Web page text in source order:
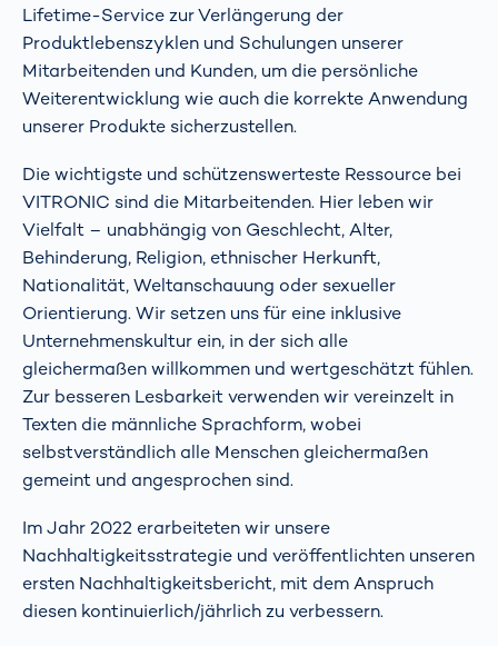
Lifetime-Servicezur Verlängerung der
Produktlebenszyklen und Schulungen unserer
Mitarbeitenden und Kunden, um die persönliche
Weiterentwicklung wie auch die korrekte Anwendung
unserer Produkte sicherzustellen.
Die wichtigste und schützenswerteste Ressource bei
VITRONIC sind die Mitarbeitenden. Hier leben wir
Vielfalt – unabhängig von Geschlecht, Alter,
Behinderung, Religion, ethnischer Herkunft,
Nationalität, Weltanschauung oder sexueller
Orientierung. Wir setzen uns für eine inklusive
Unternehmenskultur ein, in der sich alle
gleichermaßen willkommen und wertgeschätzt fühlen.
Zur besseren Lesbarkeit verwenden wir vereinzelt in
Texten die männliche Sprachform, wobei
selbstverständlich alle Menschen gleichermaßen
gemeint und angesprochen sind.
Im Jahr 2022 erarbeiteten wir unsere
Nachhaltigkeitsstrategie und veröffentlichten unseren
ersten Nachhaltigkeitsbericht, mit dem Anspruch
diesen kontinuierlich/jährlich zu verbessern.